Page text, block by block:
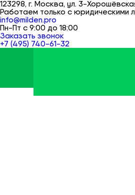
123298, г. Москва, ул. 3-
Работаем только с юридическими
info@milden.pro
Пн-Пт с 9:00 до 18:00
Заказать звонок
+7 (495) 740-61-32
Строительные